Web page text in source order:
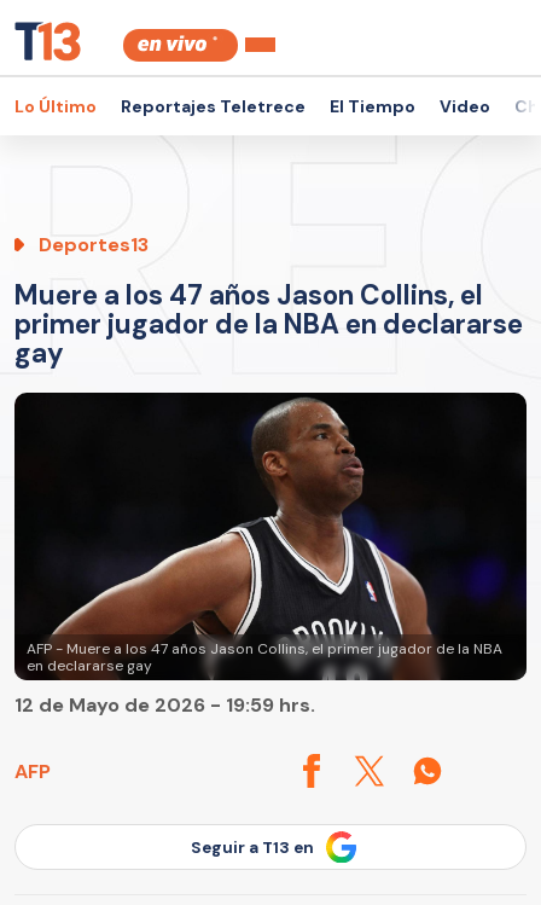
Lo Último Reportajes Teletrece El Tiempo Video
Deportes13
Muere a los 47 años Jason Collins, el
primer jugador de la NBA en declararse
gay
AFP - Muere a los 47 años Jason Collins, el primer jugador de la NBA
en declararse gay
AFP
12 de Mayo de 2026 - 19:59 hrs.
Seguir a T13 en